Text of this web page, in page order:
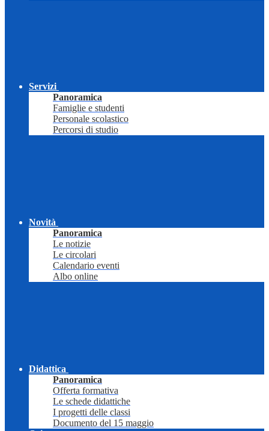
Servizi
Panoramica
Famiglie e studenti
Personale scolastico
Percorsi di studio
Novità
Panoramica
Le notizie
Le circolari
Calendario eventi
Albo online
Didattica
Panoramica
Offerta formativa
Le schede didattiche
I progetti delle classi
Documento del 15 maggio